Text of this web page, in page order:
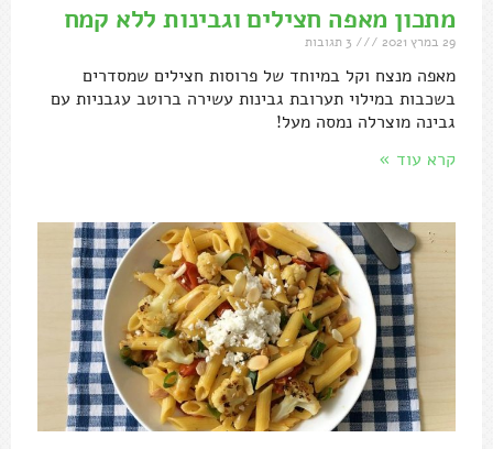
מתכון מאפה חצילים וגבינות ללא קמח
29 במרץ 2021
מאפה מנצח וקל במיוחד של פרוסות חצילים שמסדרים
בשכבות במילוי תערובת גבינות עשירה ברוטב עגבניות עם
גבינה מוצרלה נמסה מעל!
קרא עוד »